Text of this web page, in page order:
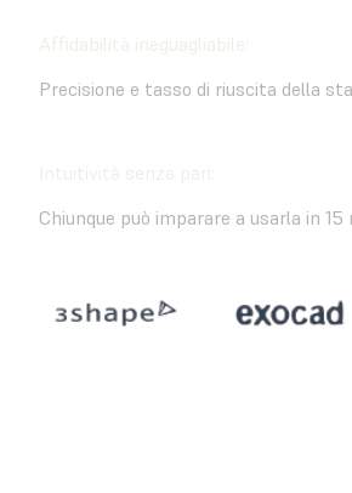
Affidabilità ineguagliabile:
Precisione e tasso di riuscita della
Intuitività senza pari:
Chiunque può imparare a usarla in 15